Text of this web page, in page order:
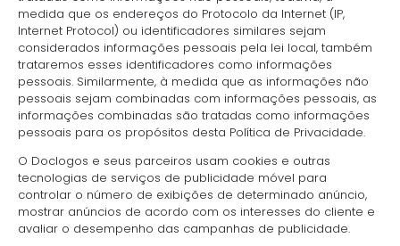
medida que os endereços do Protocolo da Internet (IP,
Internet Protocol) ou identificadores similares sejam
considerados informações pessoais pela lei local, também
trataremos esses identificadores como informações
pessoais. Similarmente, à medida que as informações não
pessoais sejam combinadas com informações pessoais, as
informações combinadas são tratadas como informações
pessoais para os propósitos desta Política de Privacidade.
O Doclogos e seus parceiros usam cookies e outras
tecnologias de serviços de publicidade móvel para
controlar o número de exibições de determinado anúncio,
mostrar anúncios de acordo com os interesses do cliente e
avaliar o desempenho das campanhas de publicidade.